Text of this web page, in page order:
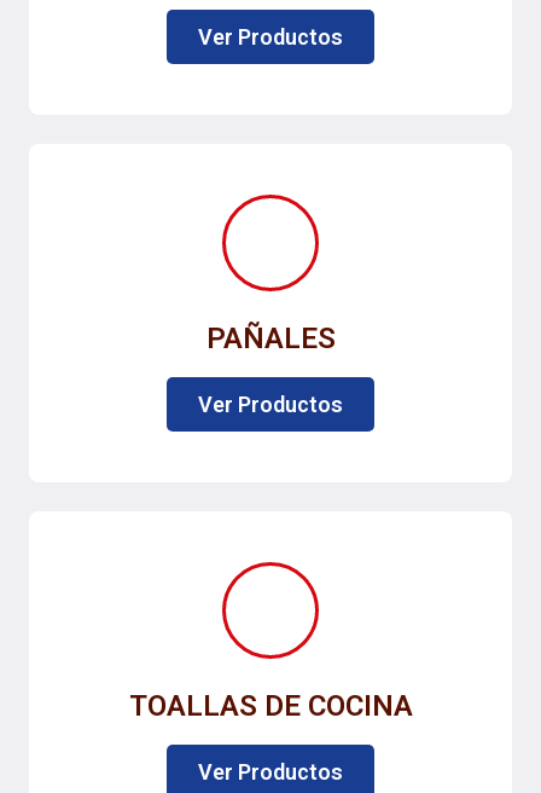
Ver Productos
PAÑALES
Ver Productos
TOALLAS DE COCINA
Ver Productos